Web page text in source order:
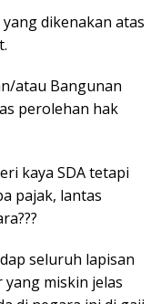
dikenakan atas
atau Bangunan
perolehan hak
kaya SDA tetapi
pajak, lantas
seluruh lapisan
miskin jelas